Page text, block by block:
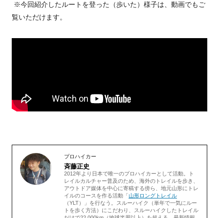
※今回紹介したルートを登った（歩いた）様子は、動画でもご
覧いただけます。
プロハイカー
斉藤正史
2012年より日本で唯一のプロハイカーとして活動。ト
レイルカルチャー普及のため、海外のトレイルを歩き、
アウトドア媒体を中心に寄稿する傍ら、地元山形にトレ
イルのコースを作る活動「山形ロングトレイル
（YLT）」を行なう。スルーハイク（単年で一気にルー
トを歩く方法）にこだわり、スルーハイクしたトレイル